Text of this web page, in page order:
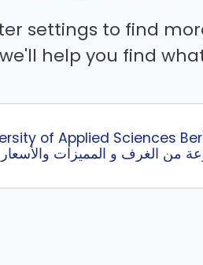
settings to find
help you find
من الغرف و المميزات والأسعار